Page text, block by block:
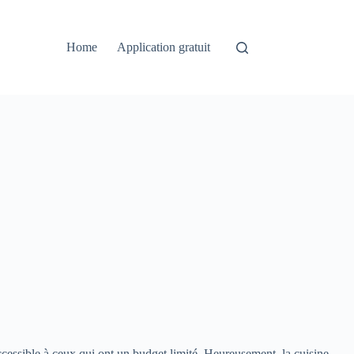
Home Application gratuit